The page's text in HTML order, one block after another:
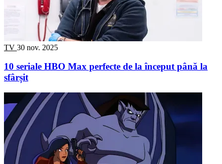
TV 30 nov. 2025
10 seriale HBO Max perfecte de la început până la
sfârșit